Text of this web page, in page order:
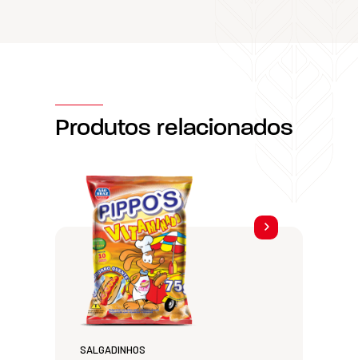
Produtos relacionados
SALGADINHOS